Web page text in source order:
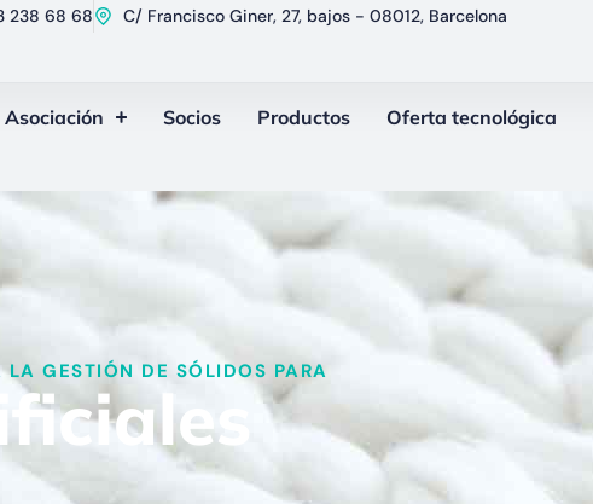
238 68 68 C/ Francisco Giner, 27, bajos - 08012, Barcelona
Asociación Socios Productos Oferta tecnológica
GESTIÓN DE SÓLIDOS PARA​